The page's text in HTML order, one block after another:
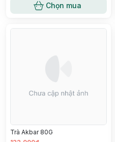
Chọn mua
Trà Akbar 80G